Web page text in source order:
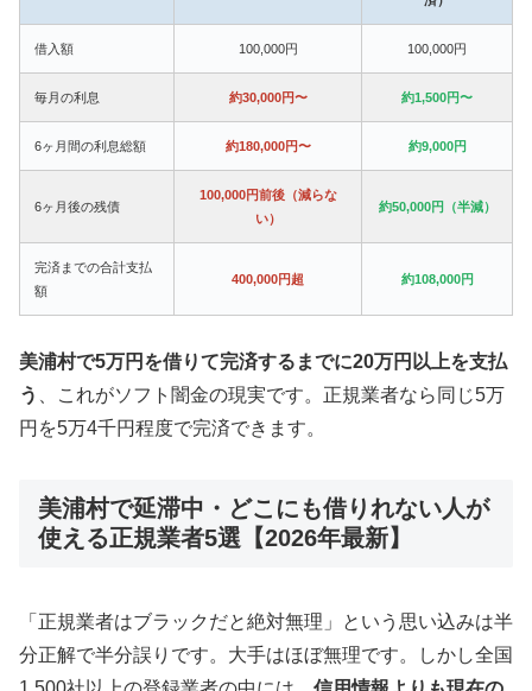
借入額 100,000円 100,000円
毎月の利息 約30,000円〜 約1,500円〜
6ヶ月間の利息総額 約180,000円〜 約9,000円
6ヶ月後の残債
100,000円前後（減らな
い）
約50,000円（半減）
完済までの合計支払
額
400,000円超 約108,000円
美浦村で5万円を借りて完済するまでに20万円以上を支払
う
、これがソフト闇金の現実です。正規業者なら同じ5万
円を5万4千円程度で完済できます。
美浦村で延滞中・どこにも借りれない人が
使える正規業者5選【2026年最新】
「正規業者はブラックだと絶対無理」という思い込みは半
分正解で半分誤りです。大手はほぼ無理です。しかし全国